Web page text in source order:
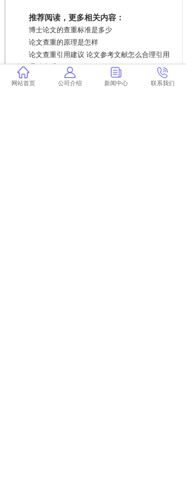
推荐阅读，更多相关内容：
博士论文的查重标准是多少
论文查重的原理是怎样
论文查重引用建议 论文参考文献怎么合理引用
才能通过查重？
图片会不会被学术查重呢
网站首页 公司介绍 新闻中心 联系我们